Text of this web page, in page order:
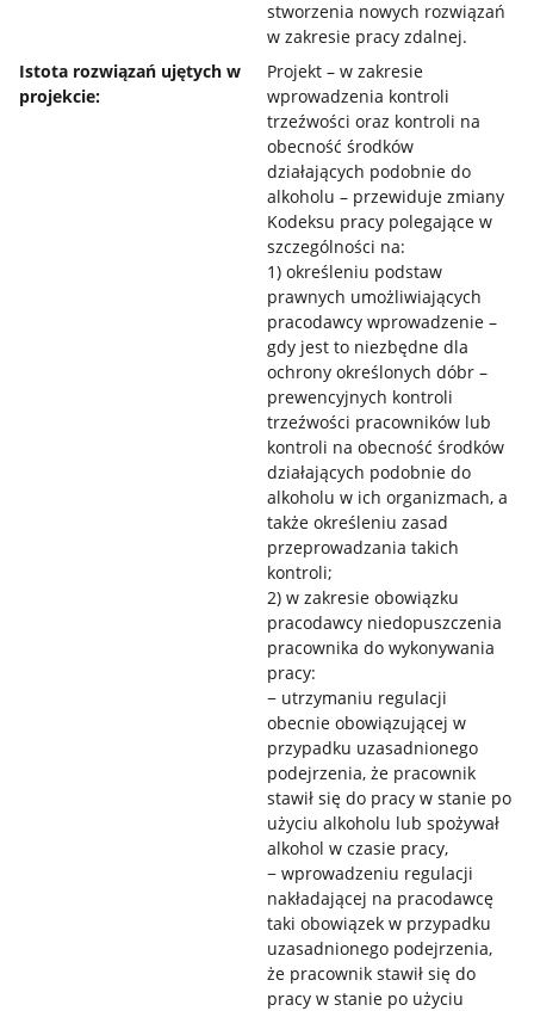
stworzenia nowych rozwiązań
w zakresie pracy zdalnej.
Istota rozwiązań ujętych w
projekcie:
Projekt – w zakresie
wprowadzenia kontroli
trzeźwości oraz kontroli na
obecność środków
działających podobnie do
alkoholu – przewiduje zmiany
Kodeksu pracy polegające w
szczególności na:
1) określeniu podstaw
prawnych umożliwiających
pracodawcy wprowadzenie –
gdy jest to niezbędne dla
ochrony określonych dóbr –
prewencyjnych kontroli
trzeźwości pracowników lub
kontroli na obecność środków
działających podobnie do
alkoholu w ich organizmach, a
także określeniu zasad
przeprowadzania takich
kontroli;
2) w zakresie obowiązku
pracodawcy niedopuszczenia
pracownika do wykonywania
pracy:
− utrzymaniu regulacji
obecnie obowiązującej w
przypadku uzasadnionego
podejrzenia, że pracownik
stawił się do pracy w stanie po
użyciu alkoholu lub spożywał
alkohol w czasie pracy,
− wprowadzeniu regulacji
nakładającej na pracodawcę
taki obowiązek w przypadku
uzasadnionego podejrzenia,
że pracownik stawił się do
pracy w stanie po użyciu